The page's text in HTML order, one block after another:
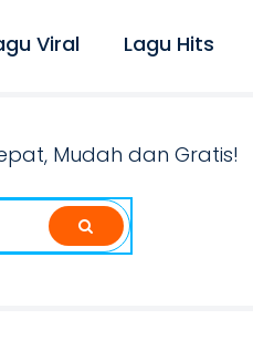
Viral Lagu Hits
Mudah dan Gratis!